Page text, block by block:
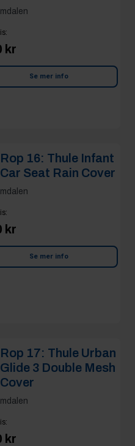
:
kr
Se mer info
Rop 16: Thule Infant
Car Seat Rain Cover
:
kr
Se mer info
Rop 17: Thule Urban
Glide 3 Double Mesh
Cover
:
kr